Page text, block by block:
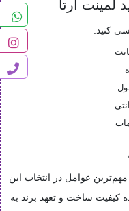
لمینت آرتا
کنید:
عوامل در انتخاب این
کیفیت ساخت و تعهد برند به